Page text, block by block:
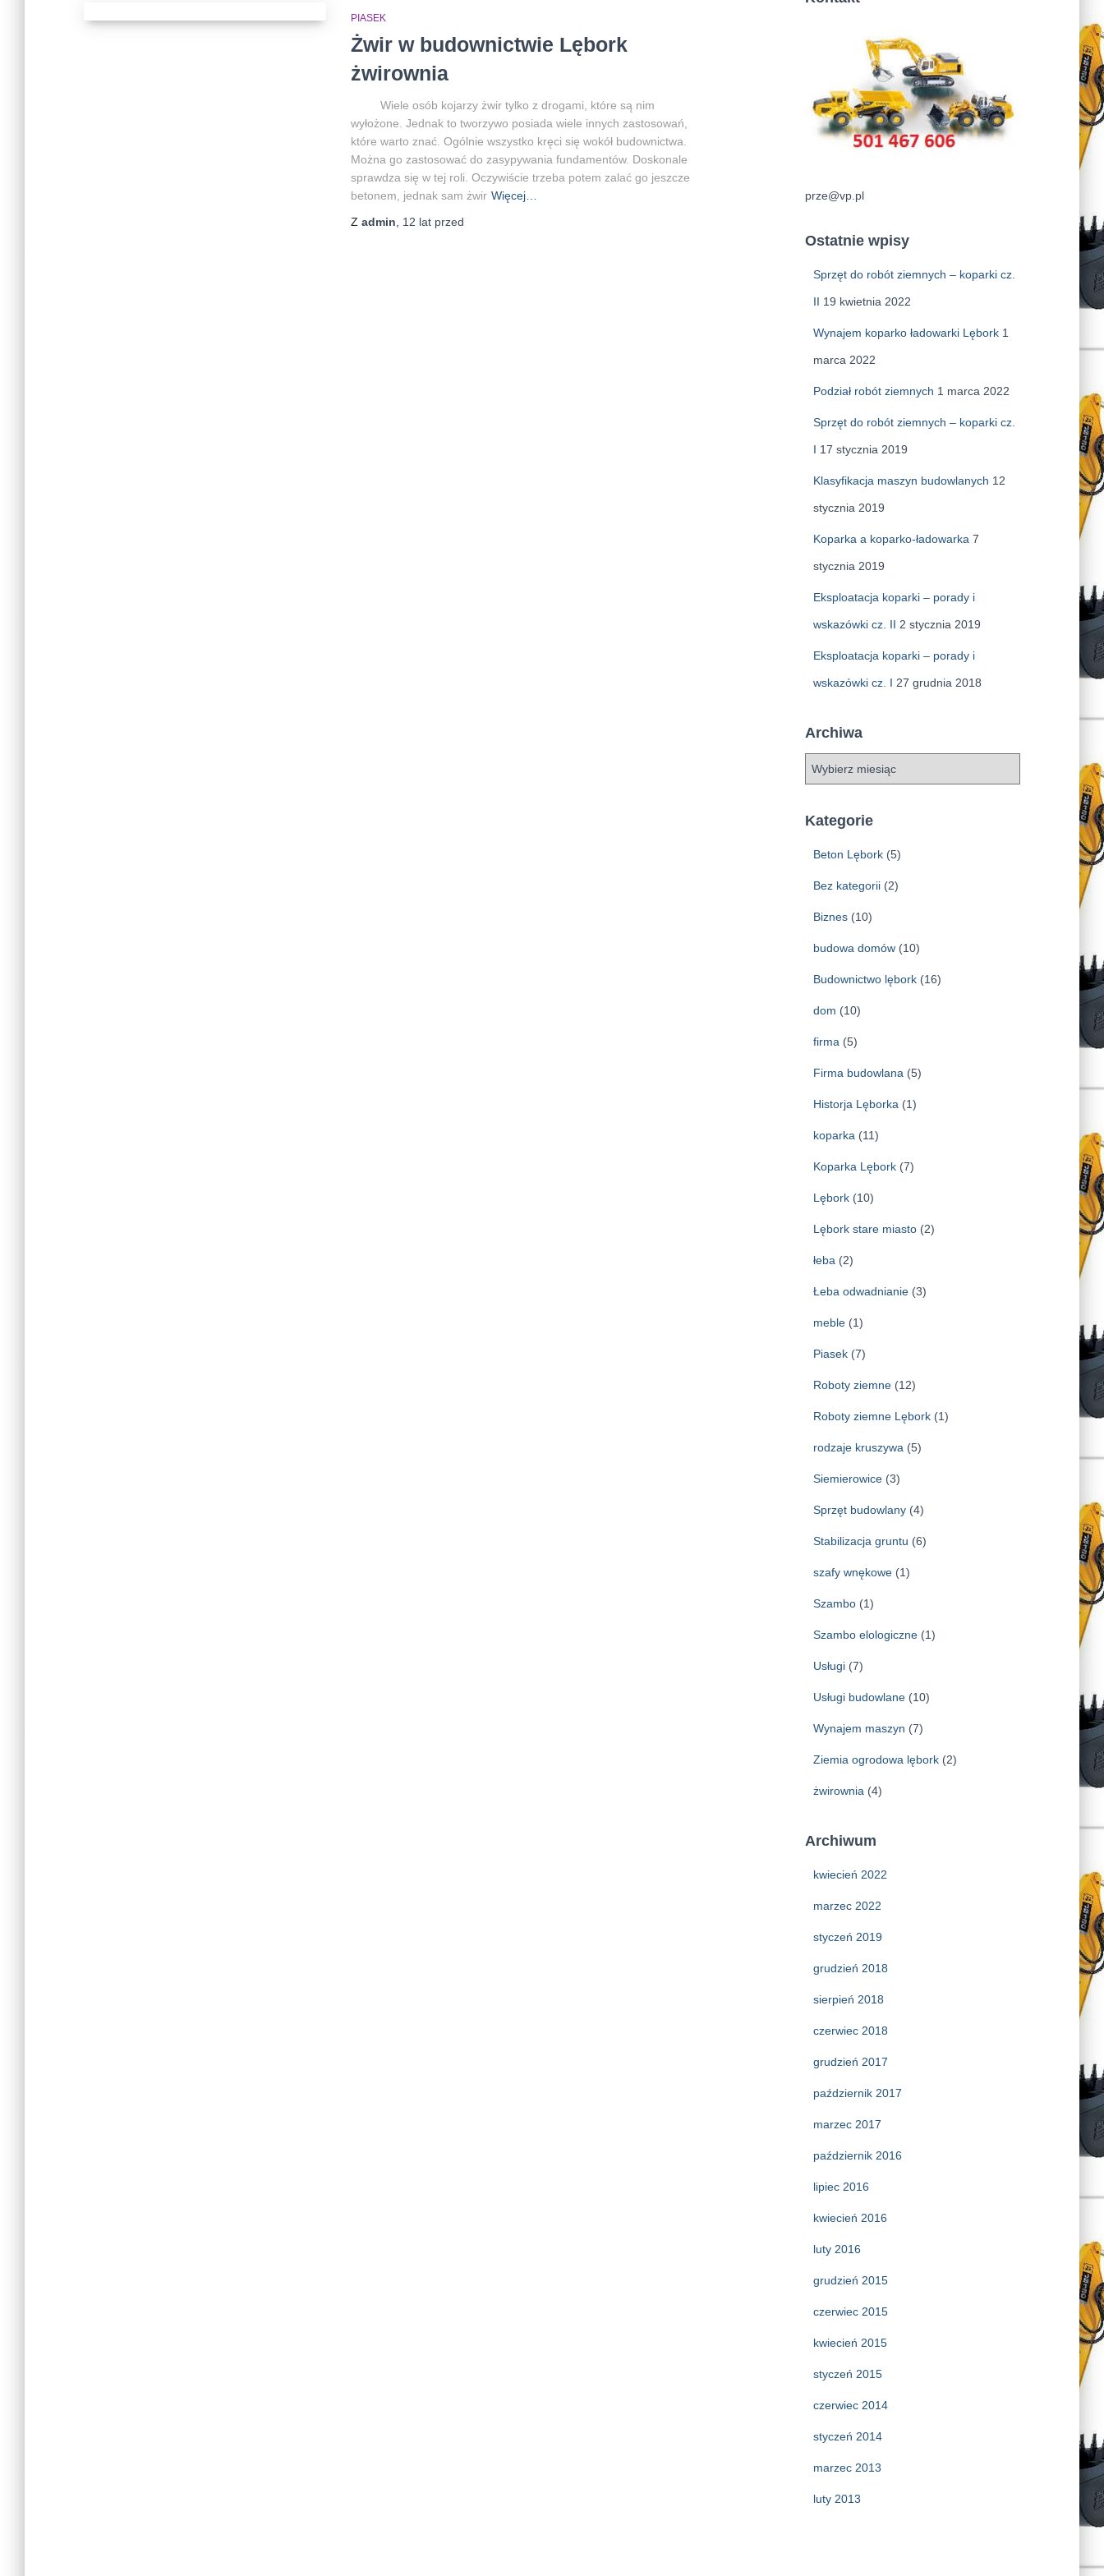
PIASEK
Żwir w budownictwie Lębork
żwirownia
Wiele osób kojarzy żwir tylko z drogami, które są nim
wyłożone. Jednak to tworzywo posiada wiele innych zastosowań,
które warto znać. Ogólnie wszystko kręci się wokół budownictwa.
Można go zastosować do zasypywania fundamentów. Doskonale
sprawdza się w tej roli. Oczywiście trzeba potem zalać go jeszcze
betonem, jednak sam żwir Więcej…
Z admin 12 lat przed
prze@vp.pl
Ostatnie wpisy
Sprzęt do robót ziemnych – koparki cz.
II 19 kwietnia 2022
Wynajem koparko ładowarki Lębork 1
marca 2022
Podział robót ziemnych 1 marca 2022
Sprzęt do robót ziemnych – koparki cz.
I 17 stycznia 2019
Klasyfikacja maszyn budowlanych 12
stycznia 2019
Koparka a koparko-ładowarka 7
stycznia 2019
Eksploatacja koparki – porady i
wskazówki cz. II 2 stycznia 2019
Eksploatacja koparki – porady i
wskazówki cz. I 27 grudnia 2018
Archiwa
h
Kategorie
Beton Lębork(5)
Bez kategorii(2)
Biznes(10)
budowa domów(10)
Budownictwo lębork(16)
dom (10)
firma (5)
Firma budowlana (5)
Historja Lęborka (1)
koparka (11)
Koparka Lębork(7)
Lębork(10)
Lębork stare miasto(2)
łeba (2)
Łeba odwadnianie(3)
meble(1)
Piasek(7)
Roboty ziemne(12)
Roboty ziemne Lębork(1)
rodzaje kruszywa (5)
Siemierowice(3)
Sprzęt budowlany(4)
Stabilizacja gruntu (6)
szafy wnękowe(1)
Szambo(1)
Szambo elologiczne(1)
Usługi(7)
Usługi budowlane(10)
Wynajem maszyn (7)
Ziemia ogrodowa lębork(2)
żwirownia (4)
Archiwum
kwiecień 2022
marzec 2022
styczeń 2019
grudzień 2018
sierpień 2018
czerwiec 2018
grudzień 2017
październik 2017
marzec 2017
październik 2016
lipiec 2016
kwiecień 2016
luty 2016
grudzień 2015
czerwiec 2015
kwiecień 2015
styczeń 2015
czerwiec 2014
styczeń 2014
marzec 2013
luty 2013